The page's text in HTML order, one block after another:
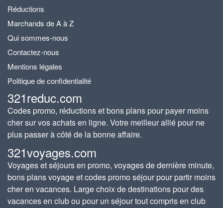
Réductions
Marchands de A à Z
Qui sommes-nous
Contactez-nous
Mentions légales
Politique de confidentialité
321reduc.com
Codes promo, réductions et bons plans pour payer moins
cher sur vos achats en ligne. Votre meilleur allié pour ne
plus passer à côté de la bonne affaire.
321voyages.com
Voyages et séjours en promo, voyages de dernière minute,
bons plans voyage et codes promo séjour pour partir moins
cher en vacances. Large choix de destinations pour des
vacances en club ou pour un séjour tout compris en club